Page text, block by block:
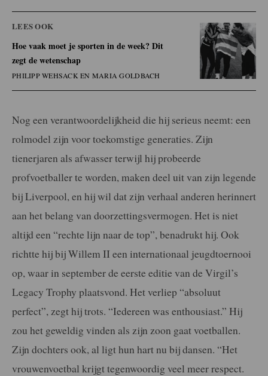
LEES OOK
Hoe vaak moet je sporten in de week? Dit
zegt de wetenschap
PHILIPP WEHSACK EN MARIA GOLDBACH
Nog een verantwoordelijkheid die hij serieus neemt: een
rolmodel zijn voor toekomstige generaties. Zijn
tienerjaren als afwasser terwijl hij probeerde
profvoetballer te worden, maken deel uit van zijn legende
bij Liverpool, en hij wil dat zijn verhaal anderen herinnert
aan het belang van doorzettingsvermogen. Het is niet
altijd een “rechte lijn naar de top”, benadrukt hij. Ook
richtte hij bij Willem II een internationaal jeugdtoernooi
op, waar in september de eerste editie van de Virgil’s
Legacy Trophy plaatsvond. Het verliep “absoluut
perfect”, zegt hij trots. “Iedereen was enthousiast.” Hij
zou het geweldig vinden als zijn zoon gaat voetballen.
Zijn dochters ook, al ligt hun hart nu bij dansen. “Het
vrouwenvoetbal krijgt tegenwoordig veel meer respect.